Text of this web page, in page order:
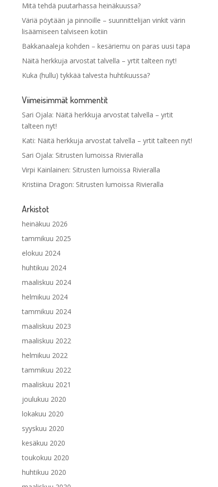
Mitä tehdä puutarhassa heinäkuussa?
Väriä pöytään ja pinnoille – suunnittelijan vinkit värin
lisäämiseen talviseen kotiin
Bakkanaaleja kohden – kesäriemu on paras uusi tapa
Näitä herkkuja arvostat talvella – yrtit talteen nyt!
Kuka (hullu) tykkää talvesta huhtikuussa?
Viimeisimmät kommentit
Sari Ojala: Näitä herkkuja arvostat talvella – yrtit
talteen nyt!
Kati: Näitä herkkuja arvostat talvella – yrtit talteen nyt!
Sari Ojala: Sitrusten lumoissa Rivieralla
Virpi Kainlainen: Sitrusten lumoissa Rivieralla
Kristiina Dragon: Sitrusten lumoissa Rivieralla
Arkistot
heinäkuu 2026
tammikuu 2025
elokuu 2024
huhtikuu 2024
maaliskuu 2024
helmikuu 2024
tammikuu 2024
maaliskuu 2023
maaliskuu 2022
helmikuu 2022
tammikuu 2022
maaliskuu 2021
joulukuu 2020
lokakuu 2020
syyskuu 2020
kesäkuu 2020
toukokuu 2020
huhtikuu 2020